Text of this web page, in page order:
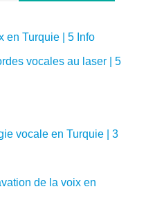
en Turquie | 5 Info
vocales au laser | 5
vocale en Turquie | 3
de la voix en